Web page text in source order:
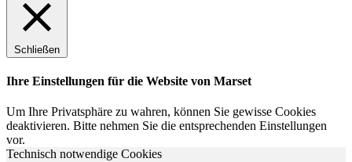
Schließen
Ihre Einstellungen für die Website von Marset
Um Ihre Privatsphäre zu wahren, können Sie gewisse Cookies
deaktivieren. Bitte nehmen Sie die entsprechenden Einstellungen
vor.
Technisch notwendige Cookies